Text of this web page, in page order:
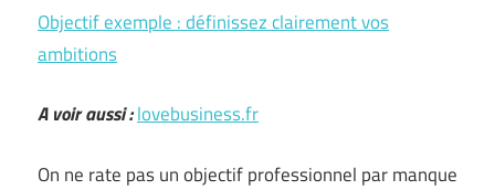
Objectif exemple : définissez clairement vos
ambitions
A voir aussi :lovebusiness.fr
On ne rate pas un objectif professionnel par manque